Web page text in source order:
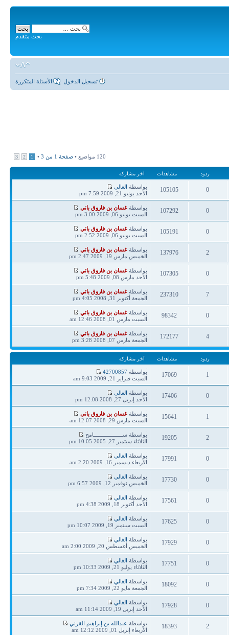
بحث متقدم
الأسئلة المتكررة تسجيل الدخول
120 مواضيع • صفحة 1 من 3
•
1
2
3
ردود مشاهدات آخر مشاركة
0
ردود
105105
مشاهدات
آخر
مشاركة
بواسطة الغالي
الأحد يونيو 21, 2009 7:59 pm
0
ردود
107292
مشاهدات
آخر
مشاركة
بواسطةغسان بن فاروق باتي
السبت يونيو 06, 2009 3:00 pm
0
ردود
105191
مشاهدات
آخر
مشاركة
بواسطةغسان بن فاروق باتي
السبت يونيو 06, 2009 2:52 pm
2
ردود
137976
مشاهدات
آخر
مشاركة
بواسطةغسان بن فاروق باتي
الخميس مارس 19, 2009 2:47 pm
0
ردود
107305
مشاهدات
آخر
مشاركة
بواسطةغسان بن فاروق باتي
الأحد مارس 08, 2009 5:48 pm
7
ردود
237310
مشاهدات
آخر
مشاركة
بواسطةغسان بن فاروق باتي
الجمعة أكتوبر 31, 2008 4:05 pm
0
ردود
98342
مشاهدات
آخر
مشاركة
بواسطةغسان بن فاروق باتي
السبت مارس 01, 2008 12:46 am
4
ردود
172177
مشاهدات
آخر
مشاركة
بواسطةغسان بن فاروق باتي
الجمعة مارس 07, 2008 3:28 pm
ردود مشاهدات آخر مشاركة
1
ردود
17069
مشاهدات
آخر
مشاركة
بواسطة42700857
السبت فبراير 21, 2009 9:03 am
0
ردود
17406
مشاهدات
آخر
مشاركة
بواسطة الغالي
الأحد إبريل 27, 2008 12:08 pm
1
ردود
15641
مشاهدات
آخر
مشاركة
بواسطةغسان بن فاروق باتي
السبت مارس 29, 2008 12:07 am
2
ردود
19205
مشاهدات
آخر
مشاركة
بواسطة ســـــــــــــــــــامح
الثلاثاء سبتمبر 27, 2005 10:05 pm
0
ردود
17991
مشاهدات
آخر
مشاركة
بواسطة الغالي
الأربعاء ديسمبر 16, 2009 2:20 am
0
ردود
17730
مشاهدات
آخر
مشاركة
بواسطة الغالي
الخميس نوفمبر 12, 2009 6:57 pm
0
ردود
17561
مشاهدات
آخر
مشاركة
بواسطة الغالي
الأحد أكتوبر 18, 2009 4:38 pm
0
ردود
17625
مشاهدات
آخر
مشاركة
بواسطة الغالي
السبت سبتمبر 19, 2009 10:07 pm
0
ردود
17929
مشاهدات
آخر
مشاركة
بواسطة الغالي
الخميس أغسطس 20, 2009 2:00 am
0
ردود
17751
مشاهدات
آخر
مشاركة
بواسطة الغالي
الثلاثاء يوليو 21, 2009 10:33 pm
0
ردود
18092
مشاهدات
آخر
مشاركة
بواسطة الغالي
الجمعة مايو 22, 2009 7:34 pm
0
ردود
17928
مشاهدات
آخر
مشاركة
بواسطة الغالي
الأحد إبريل 19, 2009 11:14 am
2
18393
آخر
مشاركة
بواسطة عبدالله بن إبراهيم القرني
الأربعاء إبريل 01, 2009 12:12 am